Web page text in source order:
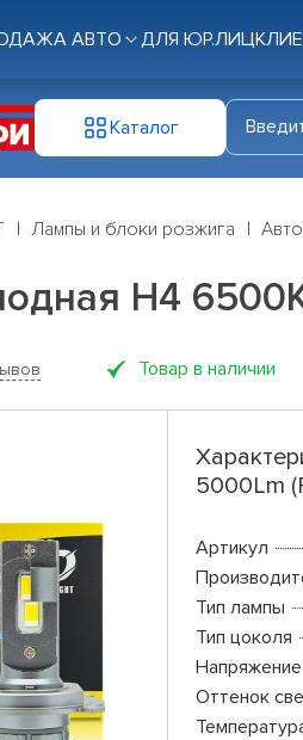
АВТО ДЛЯ ЮР.ЛИЦ
Каталог
Лампы и блоки розжига
H4
Товар в наличии
5000Lm
Артикул
Тип лампы
Тип цоколя
Напряжение
Оттенок